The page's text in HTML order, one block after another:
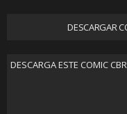
DESCARGAR
DESCARGA ESTE COMIC